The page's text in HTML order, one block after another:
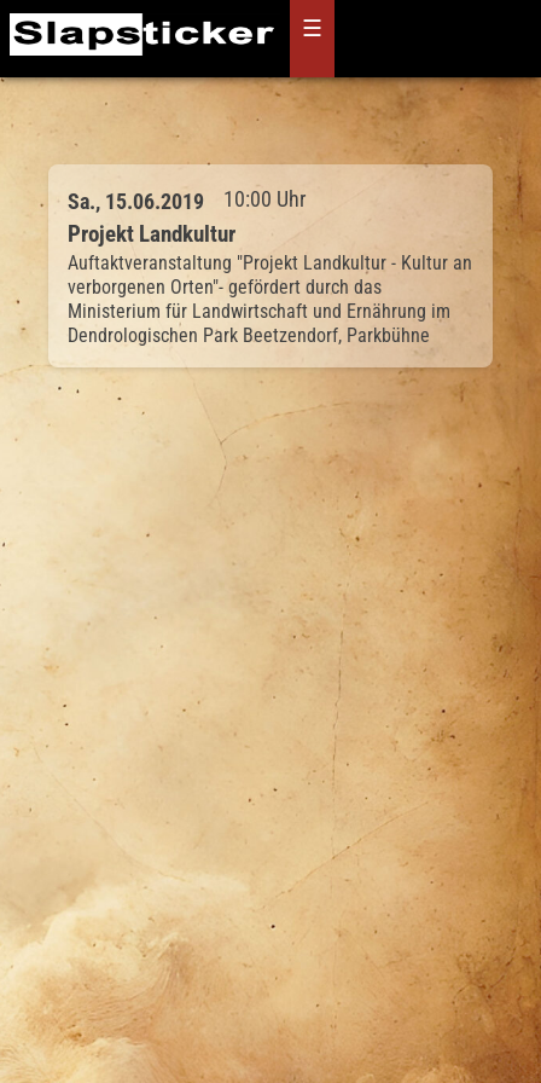
Skip
to
content
☰
Sa., 15.06.2019 10:00 Uhr
Projekt Landkultur
Auftaktveranstaltung "Projekt Landkultur - Kultur an
verborgenen Orten"- gefördert durch das
Ministerium für Landwirtschaft und Ernährung im
Dendrologischen Park Beetzendorf, Parkbühne